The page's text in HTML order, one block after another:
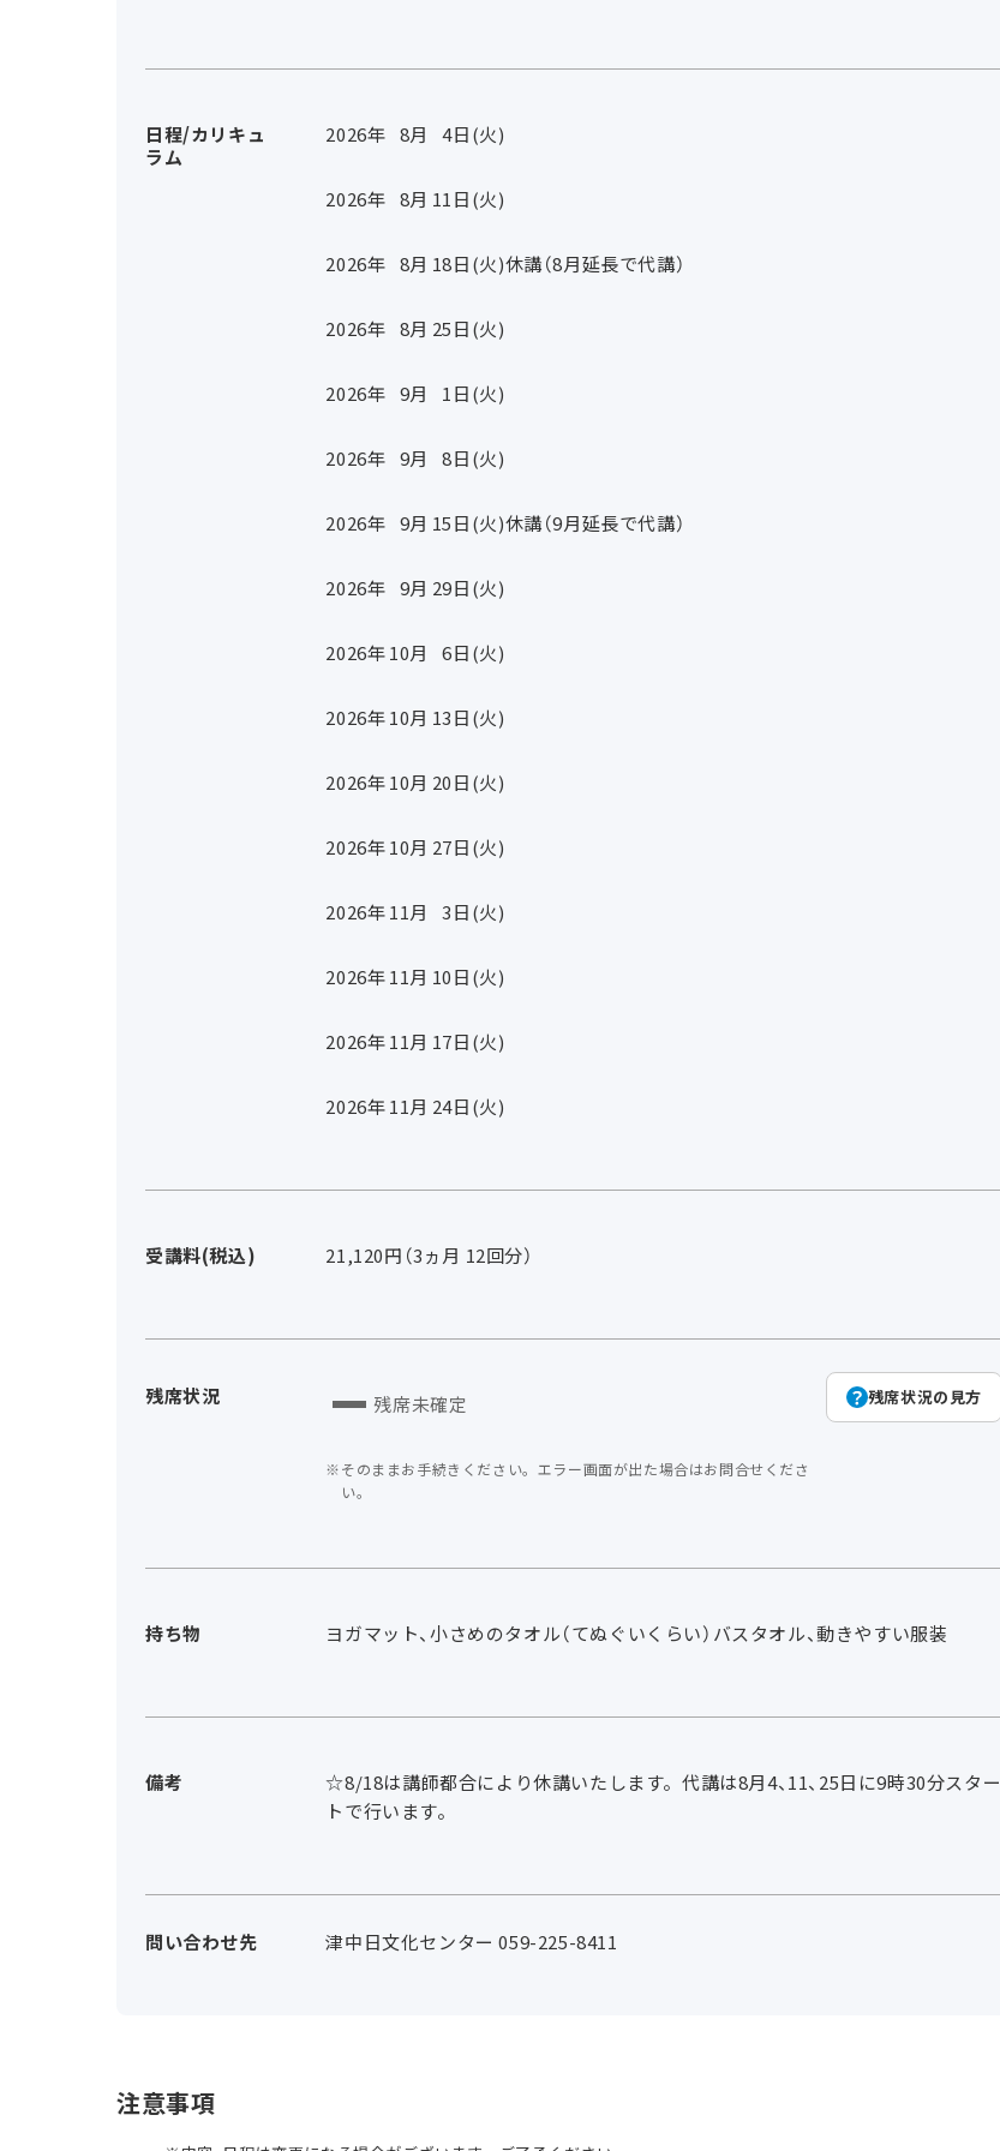
日程/カリキュ
ラム
2026年 8月 4日(火)
2026年 8月 11 日(火)
2026年 8月 18日(火)休講（8月延長で代講）
2026年 8月 25日(火)
2026年 9月 1 日(火)
2026年 9月 8日(火)
2026年 9月 15日(火)休講（9月延長で代講）
2026年 9月 29日(火)
2026年10月 6日(火)
2026年10月 13日(火)
2026年10月 20日(火)
2026年10月 27日(火)
2026年11月 3日(火)
2026年11月 10日(火)
2026年11月 17日(火)
2026年11月 24日(火)
受講料(税込) 21,120円（3ヵ月 12回分）
残席状況 残席未確定
そのままお手続きください。エラー画面が出た場合はお問合せくださ
い。
残席状況の見方
持ち物 ヨガマット、小さめのタオル（てぬぐいくらい）バスタオル、動きやすい服装
備考
☆8/18は講師都合により休講いたします。代講は8月4、11、25日に9時30分スター
トで行います。
問い合わせ先 津中日文化センター 059-225-8411
注意事項